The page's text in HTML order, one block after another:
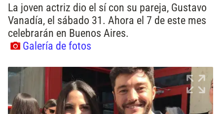
La joven actriz dio el sí con su pareja, Gustavo
Vanadía, el sábado 31. Ahora el 7 de este mes
celebrarán en Buenos Aires.
Galería de fotos